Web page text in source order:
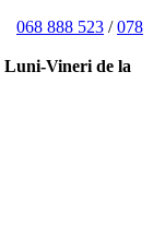
068 888 523 /078
Luni-Vineri de la